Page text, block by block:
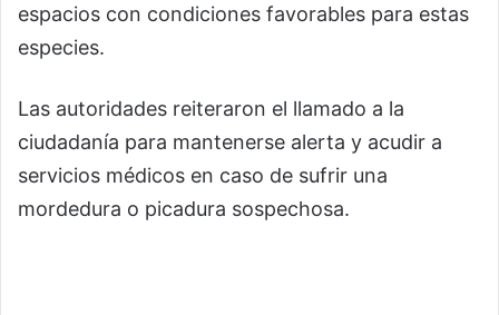
espacios con condiciones favorables para estas
especies.
Las autoridades reiteraron el llamado a la
ciudadanía para mantenerse alerta y acudir a
servicios médicos en caso de sufrir una
mordedura o picadura sospechosa.